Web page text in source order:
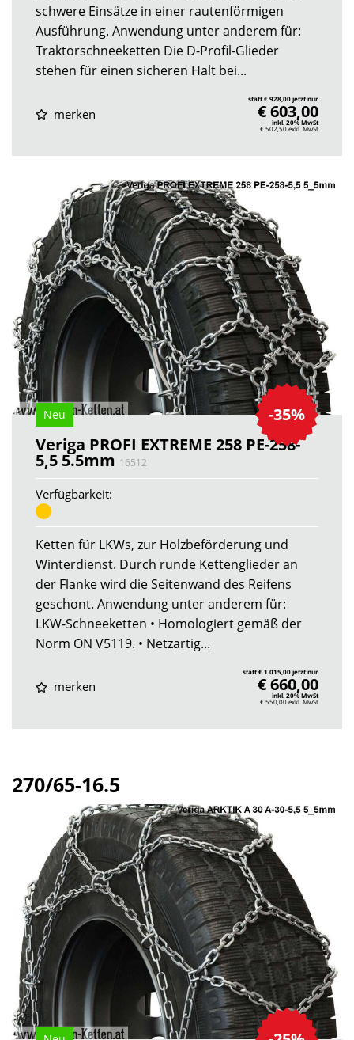
schwere Einsätze in einer rautenförmigen
Ausführung. Anwendung unter anderem für:
Traktorschneeketten Die D-Profil-Glieder
stehen für einen sicheren Halt bei...
merken
statt € 928,00 jetzt nur
€ 603,00
inkl. 20% MwSt
€ 502,50exkl. MwSt
-35%
Neu
Veriga PROFI EXTREME 258 PE-258-
5,5 5.5mm 16512
Verfügbarkeit:
Ketten für LKWs, zur Holzbeförderung und
Winterdienst. Durch runde Kettenglieder an
der Flanke wird die Seitenwand des Reifens
geschont. Anwendung unter anderem für:
LKW-Schneeketten • Homologiert gemäß der
Norm ON V5119. • Netzartig...
merken
statt € 1.015,00 jetzt nur
€ 660,00
inkl. 20% MwSt
€ 550,00exkl. MwSt
270/65-16.5